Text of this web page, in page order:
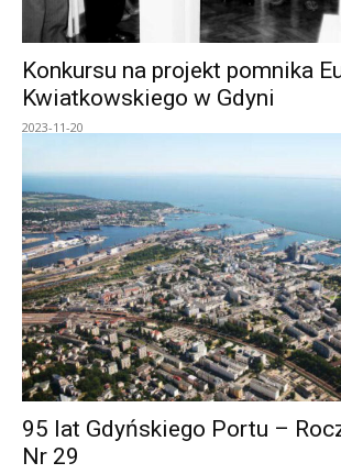
Konkursu na projekt pomnika
Kwiatkowskiego w Gdyni
2023-11-20
95 lat Gdyńskiego Portu –
Nr 29